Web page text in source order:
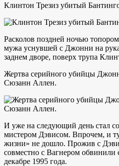
Клинтон Трезиз убитый
Расколов поздней ночью
мужа уснувшей с Джонни на
заднем дворе, поверх трупа
Жертва серийного убийцы
Сюзанн Аллен.
И уже на следующий день стал
мистером Дэвисом. Впрочем, и
жизни» не дошло. Прожив с
совместно с Вагнером
декабре 1995 года.